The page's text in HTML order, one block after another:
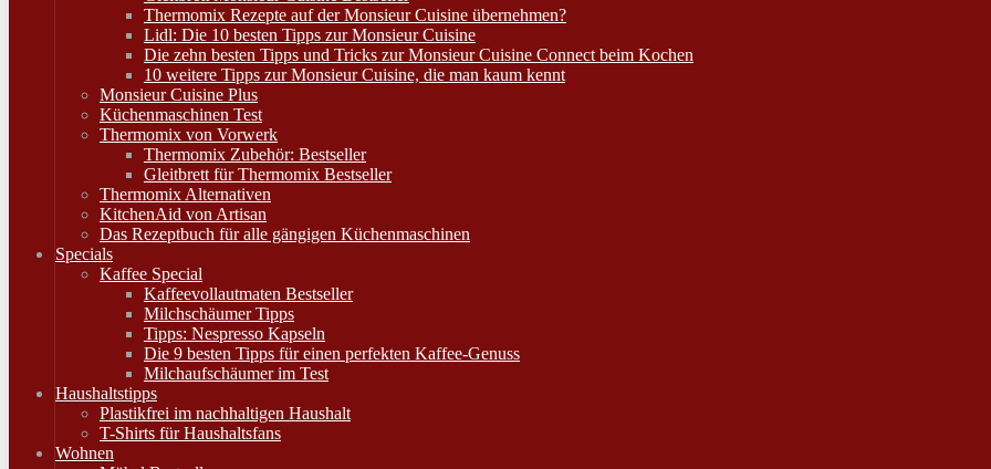
Thermomix Rezepte auf der Monsieur Cuisine übernehmen?
Lidl: Die 10 besten Tipps zur Monsieur Cuisine
Die zehn besten Tipps und Tricks zur Monsieur Cuisine Connect beim Kochen
10 weitere Tipps zur Monsieur Cuisine, die man kaum kennt
Monsieur Cuisine Plus
Küchenmaschinen Test
Thermomix von Vorwerk
Thermomix Zubehör: Bestseller
Gleitbrett für Thermomix Bestseller
Thermomix Alternativen
KitchenAid von Artisan
Das Rezeptbuch für alle gängigen Küchenmaschinen
Specials
Kaffee Special
Kaffeevollautmaten Bestseller
Milchschäumer Tipps
Tipps: Nespresso Kapseln
Die 9 besten Tipps für einen perfekten Kaffee-Genuss
Milchaufschäumer im Test
Haushaltstipps
Plastikfrei im nachhaltigen Haushalt
T-Shirts für Haushaltsfans
Wohnen